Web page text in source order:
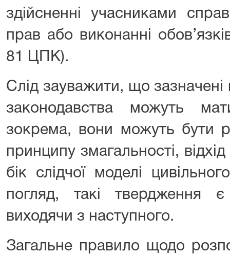
здійсненні учасниками
прав або виконанні
81 ЦПК).
Слід зауважити, що
законодавства можуть
зокрема, вони можуть бути
принципу змагальності,
бік слідчої моделі
погляд, такі твердження
виходячи з наступного.
Загальне правило щодо